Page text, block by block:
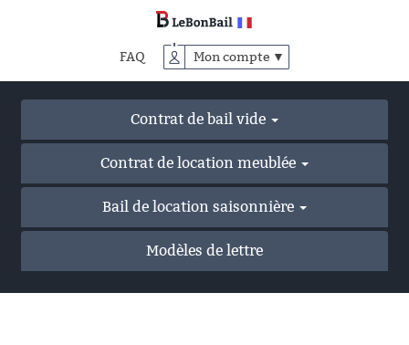
FAQ Mon compte ▼
Contrat de bail vide
Contrat de location meublée
Bail de location saisonnière
Modèles de lettre